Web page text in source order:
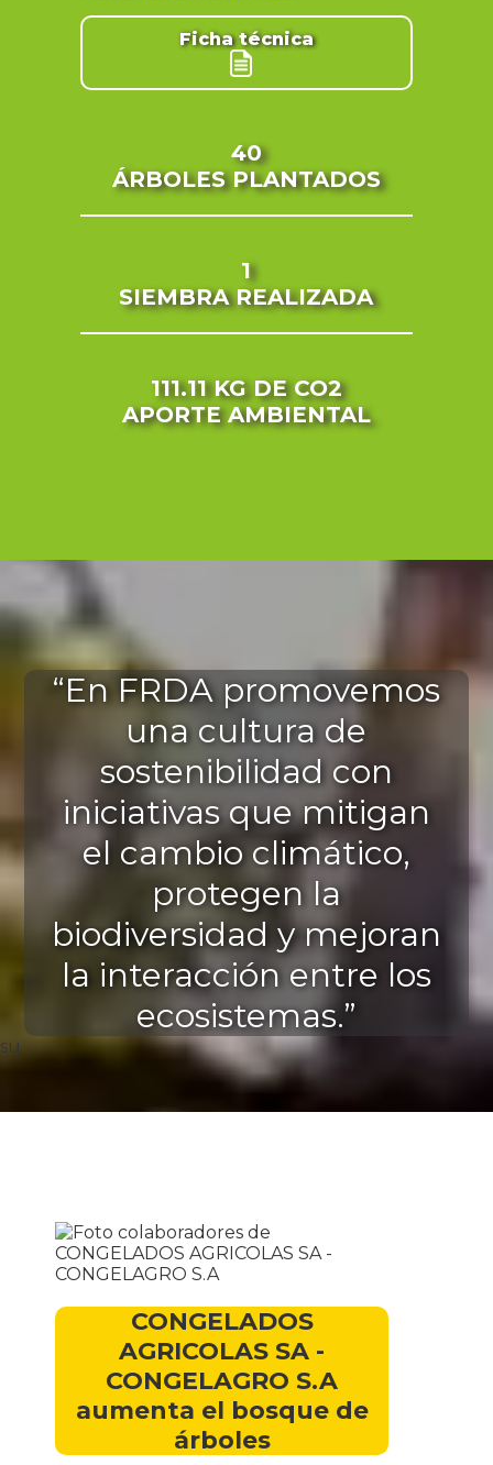
Ficha técnica
40
ÁRBOLES PLANTADOS
1
SIEMBRA REALIZADA
111.11 KGDE CO2
APORTE AMBIENTAL
“En FRDA promovemos
una cultura de
sostenibilidad con
iniciativas que mitigan
el cambio climático,
protegen la
biodiversidad y mejoran
la interacción entre los
ecosistemas.”
su
CONGELADOS
AGRICOLAS SA -
CONGELAGRO S.A
aumenta el bosque de
árboles